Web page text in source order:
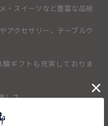
・スイーツなど豊富な品揃
アクセサリー、テーブルウ
ギフトも充実しておりま
しさ。
。